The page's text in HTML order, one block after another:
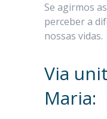
Se agirmos
perceber a
nossas vidas.
Via
Maria: